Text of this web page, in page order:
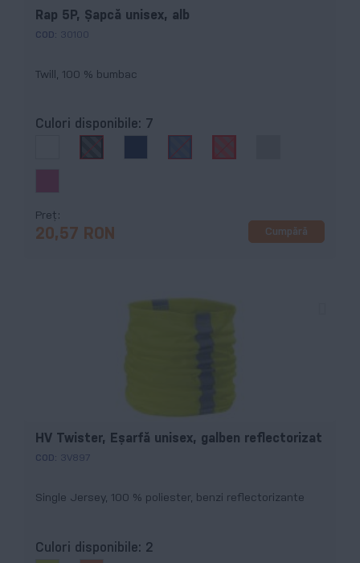
Rap 5P, Şapcă unisex, alb
COD: 30100
Twill, 100 % bumbac
Culori disponibile: 7
Preț
20,57 RON Cumpără
HV Twister, Eşarfă unisex, galben reflectorizat
COD: 3V897
Single Jersey, 100 % poliester, benzi reflectorizante
Culori disponibile: 2